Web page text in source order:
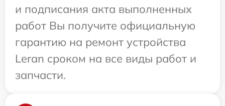
и подписания акта выполненных
работ Вы получите официальную
гарантию на ремонт устройства
Leran сроком на все виды работ и
запчасти.